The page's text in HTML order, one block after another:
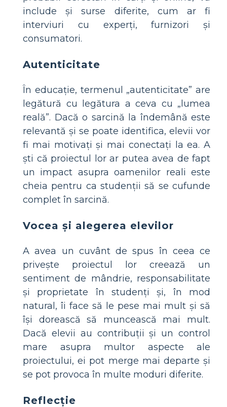
include și surse diferite, cum ar fi
interviuri cu experți, furnizori și
consumatori.
Autenticitate
În educație, termenul „autenticitate” are
legătură cu legătura a ceva cu „lumea
reală”. Dacă o sarcină la îndemână este
relevantă și se poate identifica, elevii vor
fi mai motivați și mai conectați la ea. A
ști că proiectul lor ar putea avea de fapt
un impact asupra oamenilor reali este
cheia pentru ca studenții să se cufunde
complet în sarcină.
Vocea și alegerea elevilor
A avea un cuvânt de spus în ceea ce
privește proiectul lor creează un
sentiment de mândrie, responsabilitate
și proprietate în studenți și, în mod
natural, îi face să le pese mai mult și să
își dorească să muncească mai mult.
Dacă elevii au contribuții și un control
mare asupra multor aspecte ale
proiectului, ei pot merge mai departe și
se pot provoca în multe moduri diferite.
Reflecţie